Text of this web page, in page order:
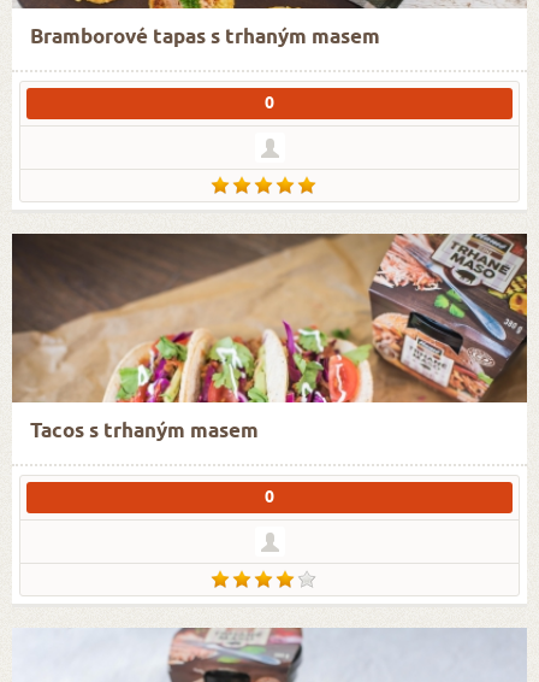
Bramborové tapas s trhaným masem
0
Tacos s trhaným masem
0